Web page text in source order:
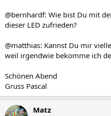
@bernhardf: Wie bist Du mit
dieser LED zufrieden?
@matthias: Kannst Du mir
weil irgendwie bekomme ich
Schönen Abend
Gruss Pascal
Matz